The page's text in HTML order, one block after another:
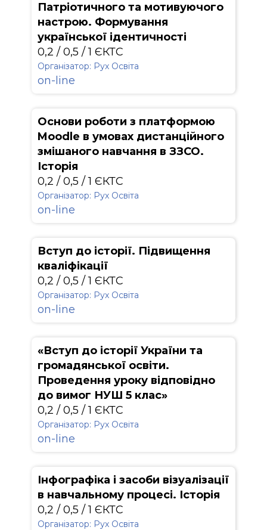
Патріотичного та мотивуючого
настрою. Формування
української ідентичності
0,2 / 0,5 / 1 ЄКТС
Організатор: Рух Освіта
on-line
Основи роботи з платформою
Moodle в умовах дистанційного
змішаного навчання в ЗЗСО.
Історія
0,2 / 0,5 / 1 ЄКТС
Організатор: Рух Освіта
on-line
Вступ до історії. Підвищення
кваліфікації
0,2 / 0,5 / 1 ЄКТС
Організатор: Рух Освіта
on-line
«Вступ до історії України та
громадянської освіти.
Проведення уроку відповідно
до вимог НУШ 5 клас»
0,2 / 0,5 / 1 ЄКТС
Організатор: Рух Освіта
on-line
Інфографіка і засоби візуалізації
в навчальному процесі. Історія
0,2 / 0,5 / 1 ЄКТС
Організатор: Рух Освіта